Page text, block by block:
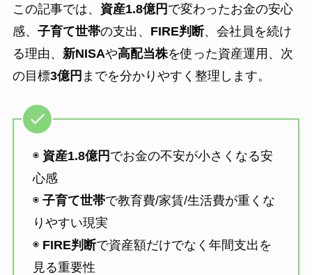
この記事では、 資産1.8億円 で変わったお金の安心
感、 子育て世帯の支出、 FIRE判断、会社員を続け
る理由、 新NISAや高配当株を使った資産運用、次
の目標3億円 までを分かりやすく整理します。
◉ 資産1.8億円 でお金の不安が小さくなる安
心感
◉ 子育て世帯で教育費/家賃/生活費が重くな
りやすい現実
◉ FIRE判断で資産額だけでなく年間支出を
見る重要性